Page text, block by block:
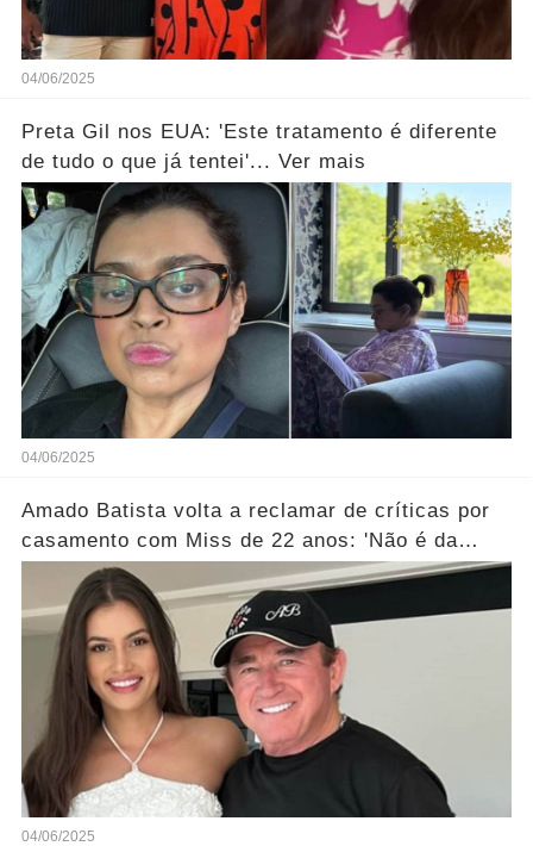
04/06/2025
Preta Gil nos EUA: 'Este tratamento é diferente
de tudo o que já tentei'... Ver mais
04/06/2025
Amado Batista volta a reclamar de críticas por
casamento com Miss de 22 anos: 'Não é da
conta de ninguém'... Ver mais
04/06/2025